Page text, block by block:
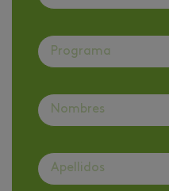
Programa